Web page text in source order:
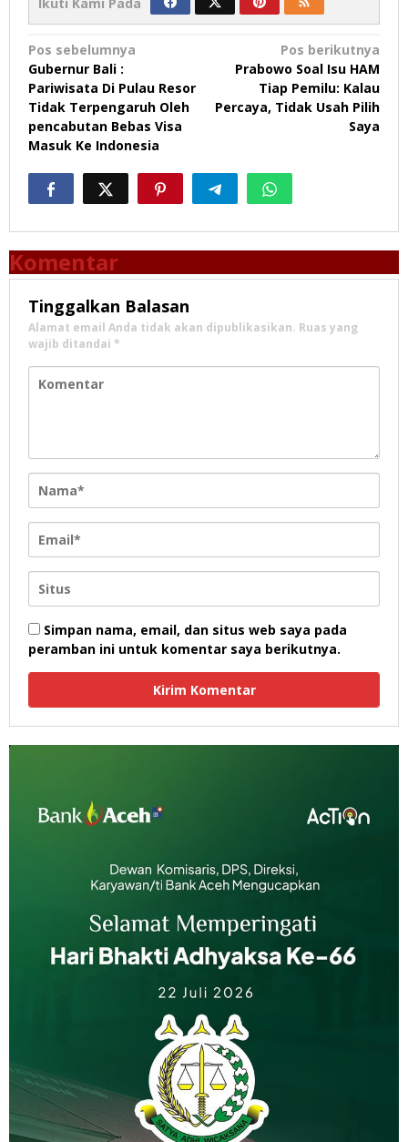
Navigasi
pos
Pos sebelumnya
Gubernur Bali :
Pariwisata Di Pulau Resor
Tidak Terpengaruh Oleh
pencabutan Bebas Visa
Masuk Ke Indonesia
Pos berikutnya
Prabowo Soal Isu HAM
Tiap Pemilu: Kalau
Percaya, Tidak Usah Pilih
Saya
Komentar
Tinggalkan Balasan
Alamat email Anda tidak akan dipublikasikan. Ruas yang
wajib ditandai *
Simpan nama, email, dan situs web saya pada
peramban ini untuk komentar saya berikutnya.